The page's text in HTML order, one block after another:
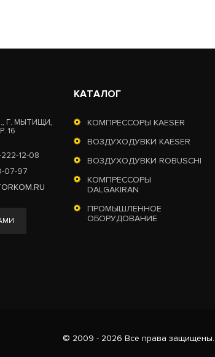
Г. МЫТИЩИ,
16
12-08
07-97
КАТАЛОГ
КОМПРЕССОРЫ KAESER
ВОЗДУХОДУВКИ KAESER
ВОЗДУХОДУВКИ ROBUSCHI
КОМПРЕССОРЫ
DALGAKIRAN
ПРОМЫШЛЕННОЕ
ОБОРУДОВАНИЕ
© 2009 - 2026 Все права защищены.